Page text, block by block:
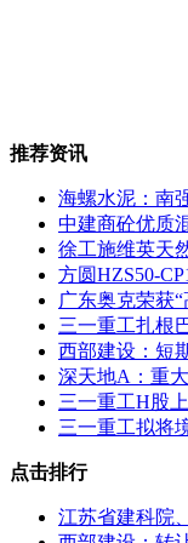
推荐资讯
海螺水泥：南
中建商砼优质
徐工施维英天
方圆HZS50-
广东奥克荣获
三一重工扎根
西部建设：短
深天地A：重
三一重工H股
三一重工拟将
点击排行
江苏省建科院